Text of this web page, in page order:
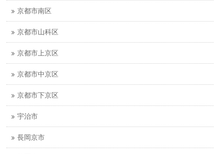
京都市南区
京都市山科区
京都市上京区
京都市中京区
京都市下京区
宇治市
長岡京市